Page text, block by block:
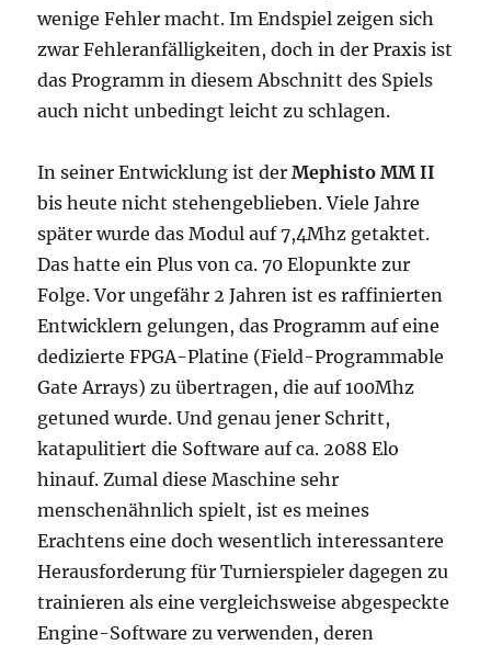
wenige Fehler macht. Im Endspiel zeigen sich
zwar Fehleranfälligkeiten, doch in der Praxis ist
das Programm in diesem Abschnitt des Spiels
auch nicht unbedingt leicht zu schlagen.
In seiner Entwicklung ist derMephisto MM II
bis heute nicht stehengeblieben. Viele Jahre
später wurde das Modul auf 7,4Mhz getaktet.
Das hatte ein Plus von ca. 70 Elopunkte zur
Folge. Vor ungefähr 2 Jahren ist es raffinierten
Entwicklern gelungen, das Programm auf eine
dedizierte FPGA-Platine (Field-Programmable
Gate Arrays) zu übertragen, die auf 100Mhz
getuned wurde. Und genau jener Schritt,
katapulitiert die Software auf ca. 2088 Elo
hinauf. Zumal diese Maschine sehr
menschenähnlich spielt, ist es meines
Erachtens eine doch wesentlich interessantere
Herausforderung für Turnierspieler dagegen zu
trainieren als eine vergleichsweise abgespeckte
Engine-Software zu verwenden, deren